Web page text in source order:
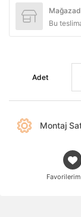
Bu
Adet
Montaj